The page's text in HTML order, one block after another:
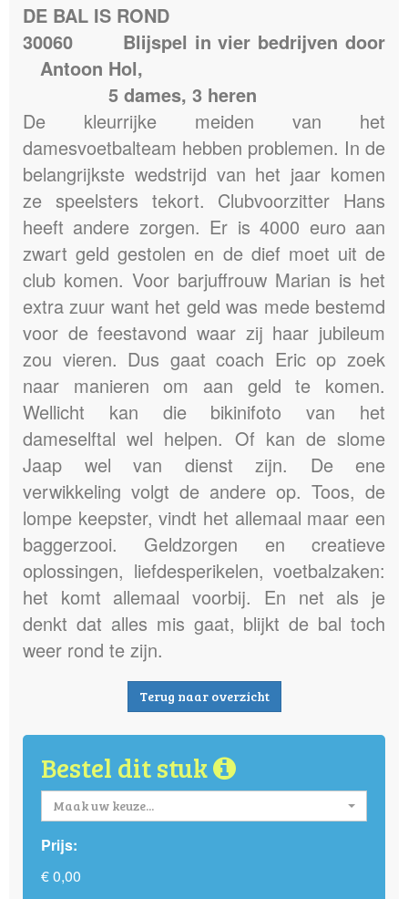
DE BAL IS ROND
30060
Blijspel in vier bedrijven door
Antoon Hol,
5 dames, 3 heren
De kleurrijke meiden van het
damesvoetbalteam hebben problemen. In de
belangrijkste wedstrijd van het jaar komen
ze speelsters tekort. Clubvoorzitter Hans
heeft andere zorgen. Er is 4000 euro aan
zwart geld gestolen en de dief moet uit de
club komen. Voor barjuffrouw Marian is het
extra zuur want het geld was mede bestemd
voor de feestavond waar zij haar jubileum
zou vieren. Dus gaat coach Eric op zoek
naar manieren om aan geld te komen.
Wellicht kan die bikinifoto van het
dameselftal wel helpen. Of kan de slome
Jaap wel van dienst zijn. De ene
verwikkeling volgt de andere op. Toos, de
lompe keepster, vindt het allemaal maar een
baggerzooi. Geldzorgen en creatieve
oplossingen, liefdesperikelen, voetbalzaken:
het komt allemaal voorbij. En net als je
denkt dat alles mis gaat, blijkt de bal toch
weer rond te zijn.
Terug naar overzicht
Bestel dit stuk
Maak uw keuze...
Prijs:
€ 0,00